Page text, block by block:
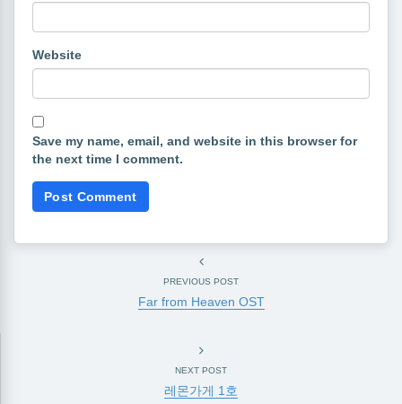
Website
Save my name, email, and website in this browser for
the next time I comment.
PREVIOUS POST
Far from Heaven OST
NEXT POST
레몬가게 1호